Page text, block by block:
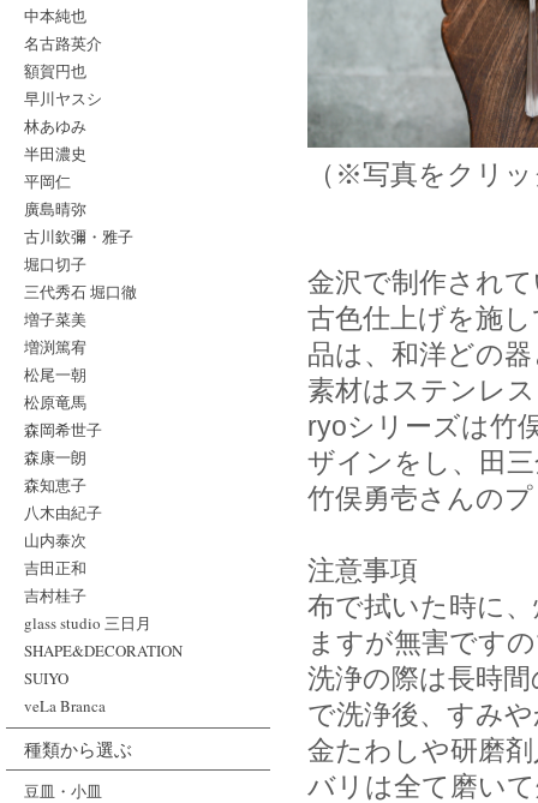
中本純也
名古路英介
額賀円也
早川ヤスシ
林あゆみ
半田濃史
平岡仁
廣島晴弥
古川欽彌・雅子
堀口切子
三代秀石 堀口徹
増子菜美
増渕篤宥
松尾一朝
松原竜馬
森岡希世子
森康一朗
森知恵子
八木由紀子
山内泰次
吉田正和
吉村桂子
glass studio 三日月
SHAPE&DECORATION
SUIYO
veLa Branca
種類から選ぶ
豆皿・小皿
（※写真をクリ
金沢で制作され
古色仕上げを施
品は、和洋どの
素材はステンレ
ryoシリーズは竹
ザインをし、田
竹俣勇壱さんの
注意事項
布で拭いた時に
ますが無害です
洗浄の際は長時
で洗浄後、すみ
金たわしや研磨
バリは全て磨い